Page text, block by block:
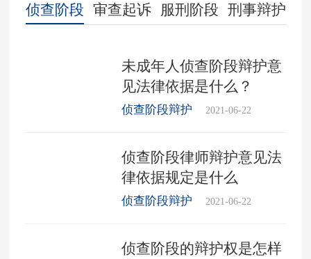
侦查阶段 审查起诉 服刑阶段 刑事辩护
未成年人侦查阶段辩护意
见法律依据是什么？
侦查阶段辩护 2021-06-22
侦查阶段律师辩护意见法
律依据规定是什么
侦查阶段辩护 2021-06-22
侦查阶段的辩护权是怎样